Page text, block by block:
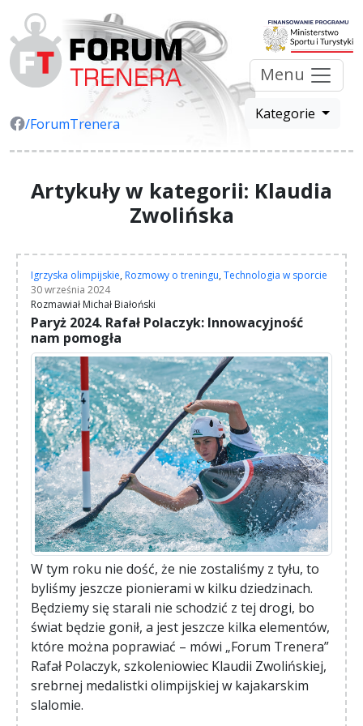
/ForumTrenera
Menu
Kategorie
Artykuły w kategorii: Klaudia
Zwolińska
Igrzyska olimpijskie, Rozmowy o treningu, Technologia w sporcie
30 września 2024
Rozmawiał Michał Białoński
Paryż 2024. Rafał Polaczyk: Innowacyjność
nam pomogła
W tym roku nie dość, że nie zostaliśmy z tyłu, to
byliśmy jeszcze pionierami w kilku dziedzinach.
Będziemy się starali nie schodzić z tej drogi, bo
świat będzie gonił, a jest jeszcze kilka elementów,
które można poprawiać – mówi „Forum Trenera”
Rafał Polaczyk, szkoleniowiec Klaudii Zwolińskiej,
srebrnej medalistki olimpijskiej w kajakarskim
slalomie.